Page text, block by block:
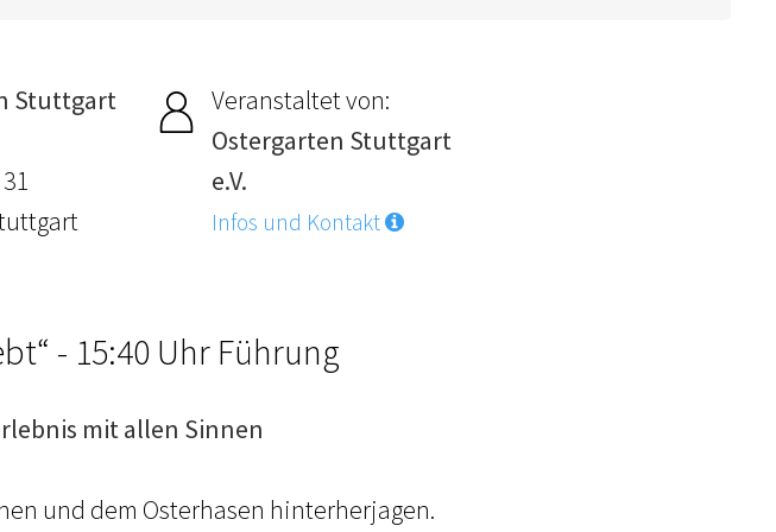
Stuttgart
Veranstaltet von:
Ostergarten Stuttgart
e.V.
Infos und Kontakt
- 15:40 Uhr Führung
mit allen Sinnen
und dem Osterhasen hinterherjagen.